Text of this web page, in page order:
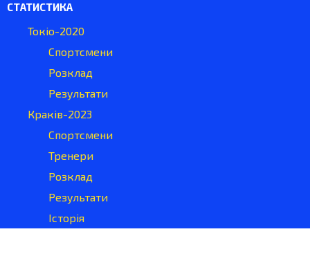
СТАТИСТИКА
Токіо-2020
Спортсмени
Розклад
Результати
Краків-2023
Спортсмени
Тренери
Розклад
Результати
Історія